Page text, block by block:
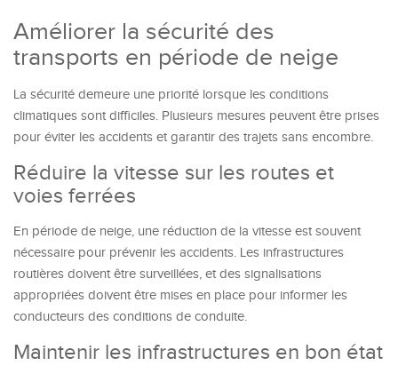
Améliorer la sécurité des
transports en période de neige
La sécurité demeure une priorité lorsque les conditions
climatiques sont difficiles. Plusieurs mesures peuvent être prises
pour éviter les accidents et garantir des trajets sans encombre.
Réduire la vitesse sur les routes et
voies ferrées
En période de neige, une réduction de la vitesse est souvent
nécessaire pour prévenir les accidents. Les infrastructures
routières doivent être surveillées, et des signalisations
appropriées doivent être mises en place pour informer les
conducteurs des conditions de conduite.
Maintenir les infrastructures en bon état